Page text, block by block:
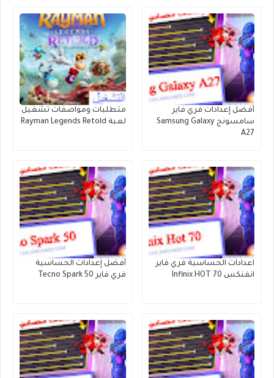
أفضل إعدادات فري فاير
سامسونج Samsung Galaxy
A27
متطلبات ومواصفات تشغيل
لعبة Rayman Legends Retold
اعدادات الحساسية فري فاير
انفنكس Infinix HOT 70
أفضل إعدادات الحساسية
فري فاير Tecno Spark 50